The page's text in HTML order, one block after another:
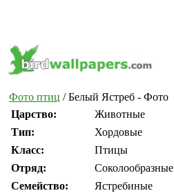
Фото птиц / Белый Ястреб - Фото
Царство:
Животные
Тип:
Хордовые
Класс:
Птицы
Отряд:
Соколообразные
Семейство:
Ястребиные